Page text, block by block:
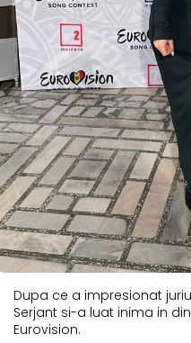
Dupa ce a impresionat
Serjant si-a luat inima in
Eurovision.